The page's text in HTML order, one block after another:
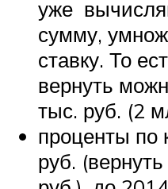
уже
сумму,
ставку. То
вернуть
тыс. руб. (2
проценты по
руб.